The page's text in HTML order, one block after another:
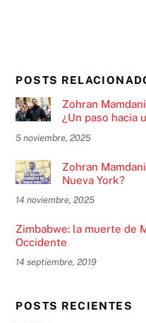
POSTS
Zohran
¿Un paso hacia
5 noviembre, 2025
Zohran
Nueva York?
14 noviembre, 2025
Zimbabwe: la muerte de
Occidente
14 septiembre, 2019
POSTS RECIENTES